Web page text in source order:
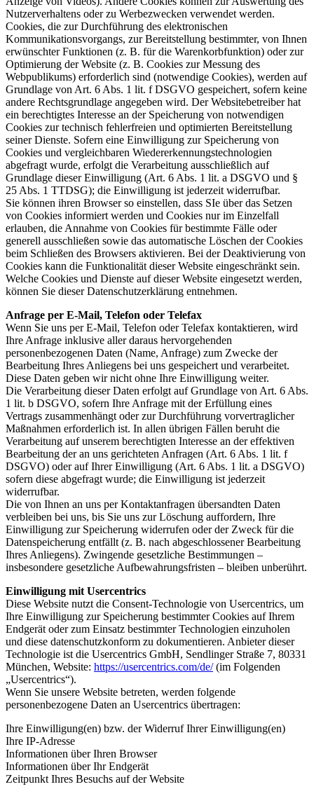
Nutzerverhaltens oder zu Werbezwecken verwendet werden.
Cookies, die zur Durchführung des elektronischen
Kommunikationsvorgangs, zur Bereitstellung bestimmter, von Ihnen
erwünschter Funktionen (z. B. für die Warenkorbfunktion) oder zur
Optimierung der Website (z. B. Cookies zur Messung des
Webpublikums) erforderlich sind (notwendige Cookies), werden auf
Grundlage von Art. 6 Abs. 1 lit. f DSGVO gespeichert, sofern keine
andere Rechtsgrundlage angegeben wird. Der Websitebetreiber hat
ein berechtigtes Interesse an der Speicherung von notwendigen
Cookies zur technisch fehlerfreien und optimierten Bereitstellung
seiner Dienste. Sofern eine Einwilligung zur Speicherung von
Cookies und vergleichbaren Wiedererkennungstechnologien
abgefragt wurde, erfolgt die Verarbeitung ausschließlich auf
Grundlage dieser Einwilligung (Art. 6 Abs. 1 lit. a DSGVO und §
25 Abs. 1 TTDSG); die Einwilligung ist jederzeit widerrufbar.
Sie können ihren Browser so einstellen, dass SIe über das Setzen
von Cookies informiert werden und Cookies nur im Einzelfall
erlauben, die Annahme von Cookies für bestimmte Fälle oder
generell ausschließen sowie das automatische Löschen der Cookies
beim Schließen des Browsers aktivieren. Bei der Deaktivierung von
Cookies kann die Funktionalität dieser Website eingeschränkt sein.
Welche Cookies und Dienste auf dieser Website eingesetzt werden,
können Sie dieser Datenschutzerklärung entnehmen.
Anfrage per E-Mail, Telefon oder Telefax
Wenn Sie uns per E-Mail, Telefon oder Telefax kontaktieren, wird
Ihre Anfrage inklusive aller daraus hervorgehenden
personenbezogenen Daten (Name, Anfrage) zum Zwecke der
Bearbeitung Ihres Anliegens bei uns gespeichert und verarbeitet.
Diese Daten geben wir nicht ohne Ihre Einwilligung weiter.
Die Verarbeitung dieser Daten erfolgt auf Grundlage von Art. 6 Abs.
1 lit. b DSGVO, sofern Ihre Anfrage mit der Erfüllung eines
Vertrags zusammenhängt oder zur Durchführung vorvertraglicher
Maßnahmen erforderlich ist. In allen übrigen Fällen beruht die
Verarbeitung auf unserem berechtigten Interesse an der effektiven
Bearbeitung der an uns gerichteten Anfragen (Art. 6 Abs. 1 lit. f
DSGVO) oder auf Ihrer Einwilligung (Art. 6 Abs. 1 lit. a DSGVO)
sofern diese abgefragt wurde; die Einwilligung ist jederzeit
widerrufbar.
Die von Ihnen an uns per Kontaktanfragen übersandten Daten
verbleiben bei uns, bis Sie uns zur Löschung auffordern, Ihre
Einwilligung zur Speicherung widerrufen oder der Zweck für die
Datenspeicherung entfällt (z. B. nach abgeschlossener Bearbeitung
Ihres Anliegens). Zwingende gesetzliche Bestimmungen –
insbesondere gesetzliche Aufbewahrungsfristen – bleiben unberührt.
Einwilligung mit Usercentrics
Diese Website nutzt die Consent-Technologie von Usercentrics, um
Ihre Einwilligung zur Speicherung bestimmter Cookies auf Ihrem
Endgerät oder zum Einsatz bestimmter Technologien einzuholen
und diese datenschutzkonform zu dokumentieren. Anbieter dieser
Technologie ist die Usercentrics GmbH, Sendlinger Straße 7, 80331
München, Website: https://usercentrics.com/de/(im Folgenden
„Usercentrics“).
Wenn Sie unsere Website betreten, werden folgende
personenbezogene Daten an Usercentrics übertragen:
Ihre Einwilligung(en) bzw. der Widerruf Ihrer Einwilligung(en)
Ihre IP-Adresse
Informationen über Ihren Browser
Informationen über Ihr Endgerät
Zeitpunkt Ihres Besuchs auf der Website